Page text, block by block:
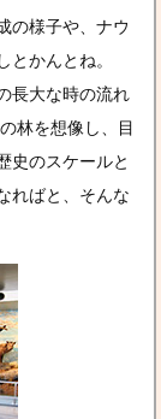
の様子や、ナウ
とかんとね。
長大な時の流れ
林を想像し、目
史のスケールと
ればと、そんな